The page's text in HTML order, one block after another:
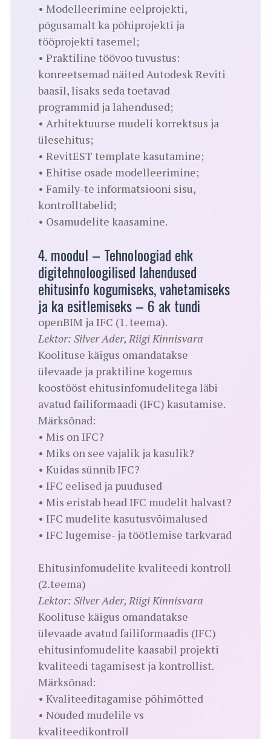
• Modelleerimine eelprojekti,
põgusamalt ka põhiprojekti ja
tööprojekti tasemel;
• Praktiline töövoo tuvustus:
konreetsemad näited Autodesk Reviti
baasil, lisaks seda toetavad
programmid ja lahendused;
• Arhitektuurse mudeli korrektsus ja
ülesehitus;
• RevitEST template kasutamine;
• Ehitise osade modelleerimine;
• Family-te informatsiooni sisu,
kontrolltabelid;
• Osamudelite kaasamine.
4. moodul – Tehnoloogiad ehk
digitehnoloogilised lahendused
ehitusinfo kogumiseks, vahetamiseks
ja ka esitlemiseks – 6 ak tundi
openBIM ja IFC (1. teema).
Lektor: Silver Ader, Riigi Kinnisvara
Koolituse käigus omandatakse
ülevaade ja praktiline kogemus
koostööst ehitusinfomudelitega läbi
avatud failiformaadi (IFC) kasutamise.
Märksõnad:
• Mis on IFC?
• Miks on see vajalik ja kasulik?
• Kuidas sünnib IFC?
• IFC eelised ja puudused
• Mis eristab head IFC mudelit halvast?
• IFC mudelite kasutusvõimalused
• IFC lugemise- ja töötlemise tarkvarad
Ehitusinfomudelite kvaliteedi kontroll
(2.teema)
Lektor: Silver Ader, Riigi Kinnisvara
Koolituse käigus omandatakse
ülevaade avatud failiformaadis (IFC)
ehitusinfomudelite kaasabil projekti
kvaliteedi tagamisest ja kontrollist.
Märksõnad:
• Kvaliteeditagamise põhimõtted
• Nõuded mudelile vs
kvaliteedikontroll